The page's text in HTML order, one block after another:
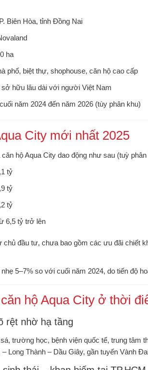
Biên Hòa, tỉnh Đồng Nai
ha
phố, biệt thự, shophouse, căn hộ cao cấp
sở hữu lâu dài với người Việt Nam
năm 2024 đến năm 2026 (tùy phân khu)
City mới nhất 2025
căn hộ Aqua City dao động như sau (tuỳ
tỷ
tỷ
tỷ
6,5 tỷ trở lên
chủ đầu tư, chưa bao gồm các ưu đãi chiết
5–7% so với cuối năm 2024, do tiến độ
hộ Aqua City ở thời
rệt nhờ hạ tầng
trường học, bệnh viện quốc tế, trung tâm
Long Thành – Dầu Giây, gần tuyến Vành